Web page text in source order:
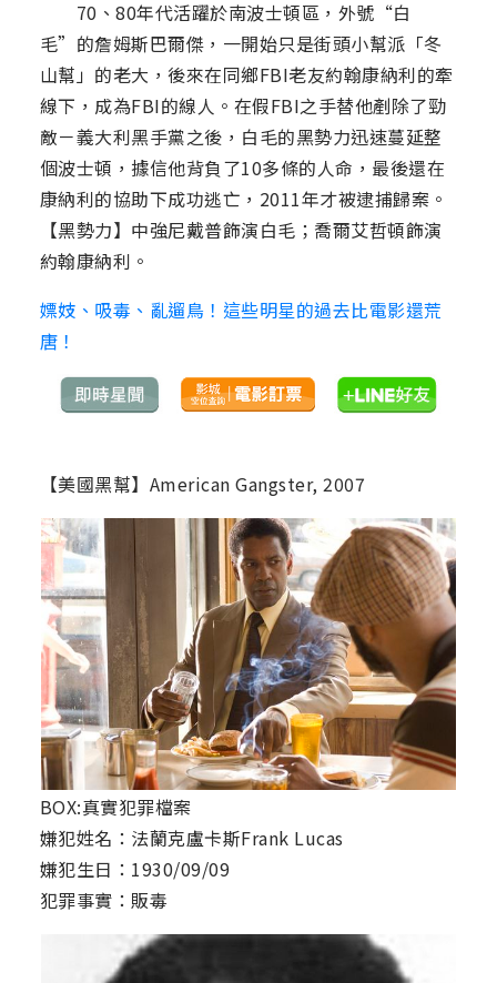
70、80年代活躍於南波士頓區，外號“白
毛”的詹姆斯巴爾傑，一開始只是街頭小幫派「冬
山幫」的老大，後來在同鄉FBI老友約翰康納利的牽
線下，成為FBI的線人。在假FBI之手替他剷除了勁
敵－義大利黑手黨之後，白毛的黑勢力迅速蔓延整
個波士頓，據信他背負了10多條的人命，最後還在
康納利的協助下成功逃亡，2011年才被逮捕歸案。
【黑勢力】中強尼戴普飾演白毛；喬爾艾哲頓飾演
約翰康納利。
嫖妓、吸毒、亂遛鳥！這些明星的過去比電影還荒
唐！
【美國黑幫】American Gangster, 2007
BOX:真實犯罪檔案
嫌犯姓名：法蘭克盧卡斯Frank Lucas
嫌犯生日：1930/09/09
犯罪事實：販毒